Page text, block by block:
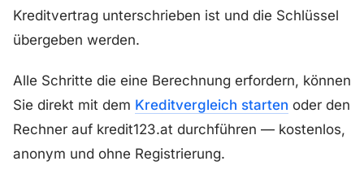
Kreditvertrag unterschrieben ist und die Schlüssel
übergeben werden.
Alle Schritte die eine Berechnung erfordern, können
Sie direkt mit dem Kreditvergleich starten oder den
Rechner auf kredit123.at durchführen — kostenlos,
anonym und ohne Registrierung.